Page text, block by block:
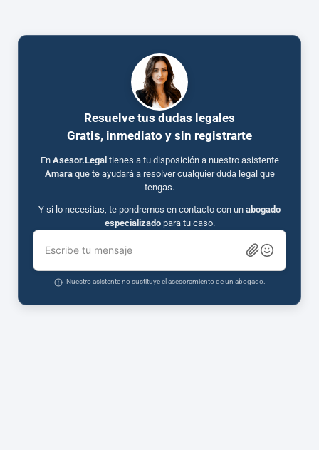
Resuelve tus dudas legales
Gratis, inmediato y sin registrarte
En Asesor.Legal tienes a tu disposición a nuestro asistente
Amaraque te ayudará a resolver cualquier duda legal que
tengas.
Y si lo necesitas, te pondremos en contacto con un abogado
especializadopara tu caso.
Escribe tu mensaje
Nuestro asistente no sustituye el asesoramiento de un abogado.